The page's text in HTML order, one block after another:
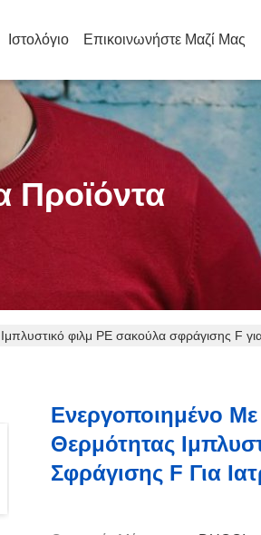
Ιστολόγιο Επικοινωνήστε Μαζί Μας
Προϊόντα
φιλμ PE σακούλα σφράγισης F
Ενεργοποιημένο
Θερμότητας
Σφράγισης F Για